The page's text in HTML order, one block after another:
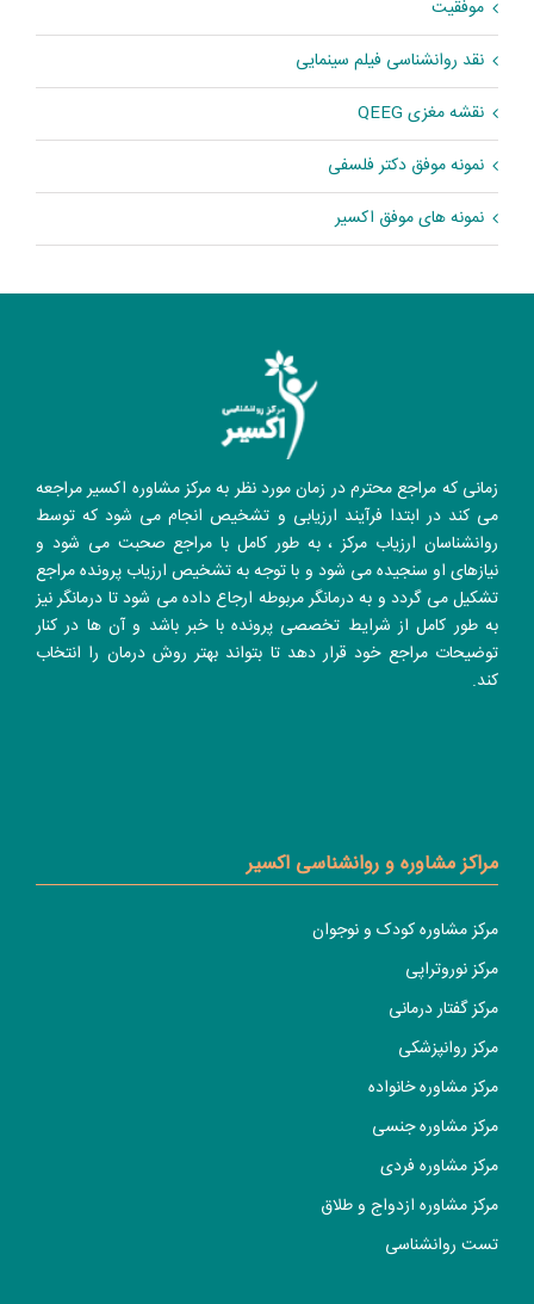
موفقیت
نقد روانشناسی فیلم سینمایی
نقشه مغزی QEEG
نمونه موفق دکتر فلسفی
نمونه های موفق اکسیر
زمانی که مراجع محترم در زمان مورد نظر به مرکز مشاوره اکسیر مراجعه
می کند در ابتدا فرآیند ارزیابی و تشخیص انجام می شود که توسط
روانشناسان ارزیاب مرکز ، به طور کامل با مراجع صحبت می شود و
نیازهای او سنجیده می شود و با توجه به تشخیص ارزیاب پرونده مراجع
تشکیل می گردد و به درمانگر مربوطه ارجاع داده می شود تا درمانگر نیز
به طور کامل از شرایط تخصصی پرونده با خبر باشد و آن ها در کنار
توضیحات مراجع خود قرار دهد تا بتواند بهتر روش درمان را انتخاب
کند.
مراکز مشاوره و روانشناسی اکسیر
مرکز مشاوره کودک و نوجوان
مرکز نوروتراپی
مرکز گفتار درمانی
مرکز روانپزشکی
مرکز مشاوره خانواده
مرکز مشاوره جنسی
مرکز مشاوره فردی
مرکز مشاوره ازدواج و طلاق
تست روانشناسی